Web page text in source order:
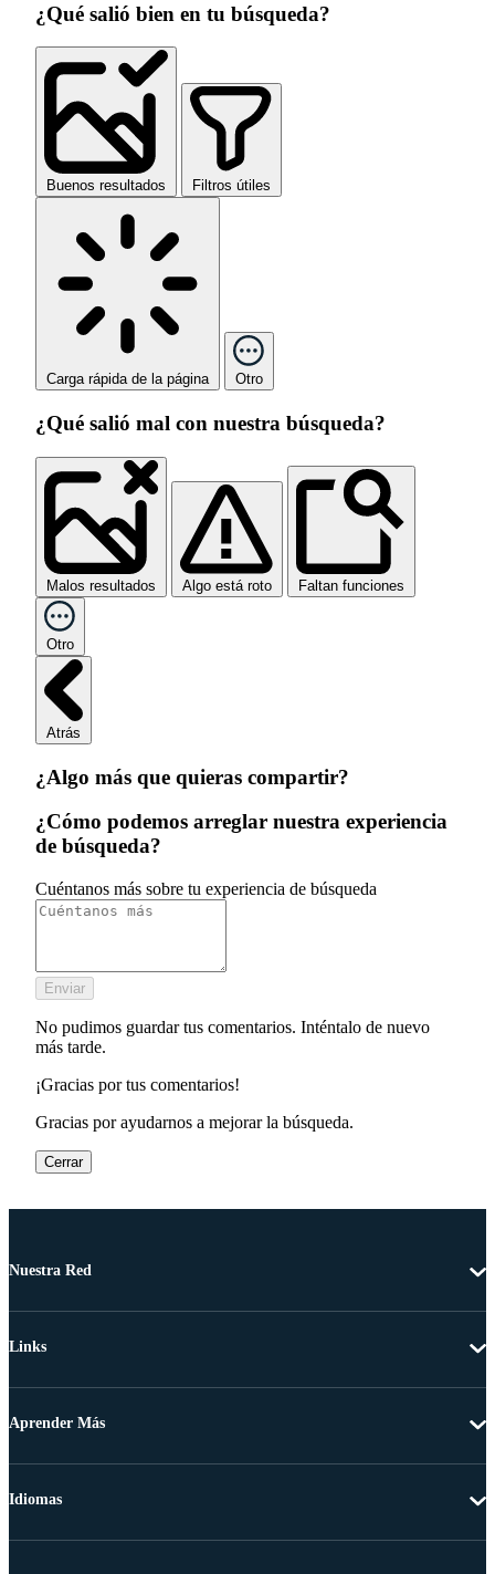
¿Qué salió bien en tu búsqueda?
Buenos resultados Filtros útiles
Carga rápida de la página Otro
¿Qué salió mal con nuestra búsqueda?
Malos resultados Algo está roto Faltan funciones
Otro
Atrás
¿Algo más que quieras compartir?
¿Cómo podemos arreglar nuestra experiencia
de búsqueda?
Cuéntanos más sobre tu experiencia de búsqueda
Enviar
No pudimos guardar tus comentarios. Inténtalo de nuevo
más tarde.
¡Gracias por tus comentarios!
Gracias por ayudarnos a mejorar la búsqueda.
Cerrar
Nuestra Red
Links
Aprender Más
Idiomas